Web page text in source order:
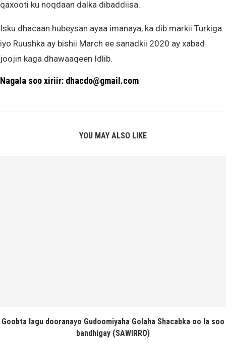
qaxooti ku noqdaan dalka dibaddiisa.
Isku dhacaan hubeysan ayaa imanaya, ka dib markii Turkiga
iyo Ruushka ay bishii March ee sanadkii 2020 ay xabad
joojin kaga dhawaaqeen Idlib.
Nagala soo xiriir: dhacdo@gmail.com
YOU MAY ALSO LIKE
Goobta lagu dooranayo Gudoomiyaha Golaha Shacabka oo la soo
bandhigay (SAWIRRO)